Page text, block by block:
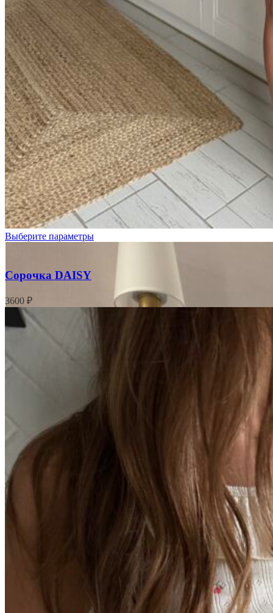
Цветочки
на
кремовом
Выберите параметры
Сорочка DAISY
3600 ₽